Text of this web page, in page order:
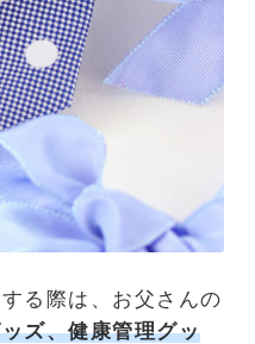
る際は、お父さんの
ズ、健康管理グッ